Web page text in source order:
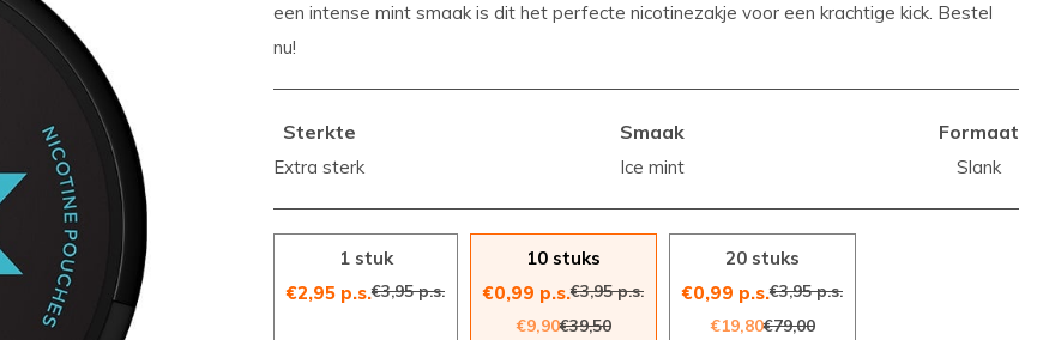
een intense mint smaak is dit het perfecte nicotinezakje voor een krachtige kick. Bestel
nu!
Sterkte
Extra sterk
Smaak
Ice mint
Formaat
Slank
1 stuk
€2,95 p.s.€3,95 p.s.
10 stuks
€0,99 p.s.€3,95 p.s.
€9,90€39,50
20 stuks
€0,99 p.s.€3,95 p.s.
€19,80€79,00